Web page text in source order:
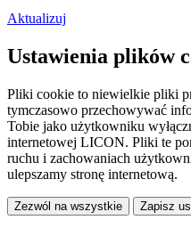
Aktualizuj
Ustawienia plików
Pliki cookie to niewielkie pliki
tymczasowo przechowywać
Tobie jako użytkowniku
internetowej LICON. Pliki te
ruchu i zachowaniach
ulepszamy stronę internetową.